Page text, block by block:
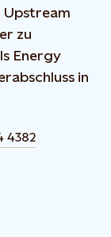
Upstream
zu
Energy
in
4382